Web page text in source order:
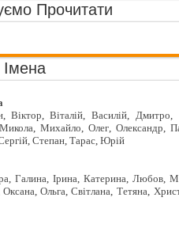
Прочитати
Імена
, Віктор, Віталій, Василій, Дмитро,
Микола, Михайло, Олег, Олександр,
, Степан, Тарас, Юрій
, Галина, Ірина, Катерина, Любов,
Оксана, Ольга, Світлана, Тетяна,